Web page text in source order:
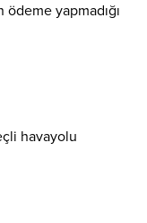
yapmadığı
havayolu